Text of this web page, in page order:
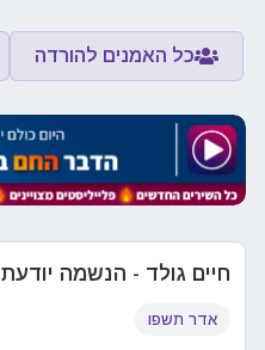
כל האמנים להורדה
חיים גולד - הנשמה יודעת
אדר תשפו